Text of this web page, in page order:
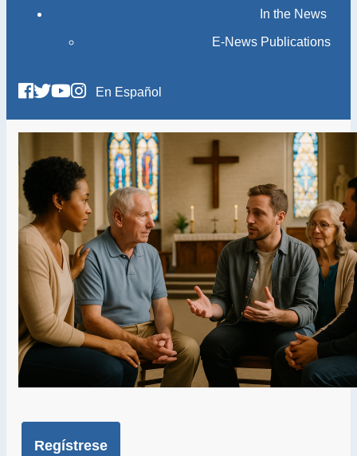
In the News
E-News Publications
En Español
Regístrese